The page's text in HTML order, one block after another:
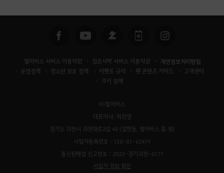
펄어비스 서비스 이용약관 검은사막 서비스 이용약관 개인정보처리방침
운영정책 청소년 보호 정책 이벤트 규약 팬 콘텐츠 가이드
고객센터
쿠키 정책
㈜펄어비스
대표이사: 허진영
경기도 과천시 과천대로2길 48 (갈현동, 펄어비스 홈 원)
사업자등록번호 : 138-81-62479
통신판매업 신고번호 : 2022-경기과천-0177
사업자 정보 확인